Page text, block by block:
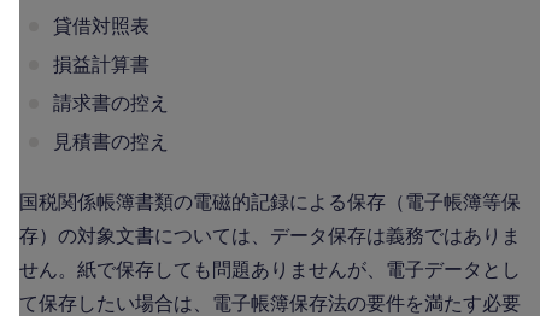
貸借対照表
損益計算書
請求書の控え
見積書の控え
国税関係帳簿書類の電磁的記録による保存（電子帳簿等保
存）の対象文書については、データ保存は義務ではありま
せん。紙で保存しても問題ありませんが、電子データとし
て保存したい場合は、電子帳簿保存法の要件を満たす必要